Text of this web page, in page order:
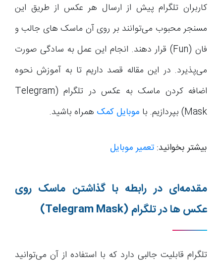
کاربران تلگرام پیش از ارسال هر عکس از طریق این
مسنجر محبوب می‌توانند بر روی آن ماسک های جالب و
فان (Fun) قرار دهند. انجام این عمل به سادگی صورت
می‌پذیرد. در این مقاله قصد داریم تا به آموزش نحوه
اضافه کردن ماسک به عکس در تلگرام (Telegram
Mask) بپردازیم. با
موبایل کمک همراه باشید.
بیشتر بخوانید: تعمیر موبایل
مقدمه‌ای در رابطه با گذاشتن ماسک روی
عکس ها در تلگرام (Telegram Mask)
تلگرام قابلیت جالبی دارد که با استفاده از آن می‌توانید